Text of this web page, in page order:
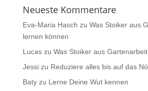
Neueste Kommentare
Eva-Maria Hasch zu Was Stoiker aus
lernen können
Lucaszu Was Stoiker aus
Jessizu Reduziere alles bis auf das
Batyzu Lerne Deine Wut kennen